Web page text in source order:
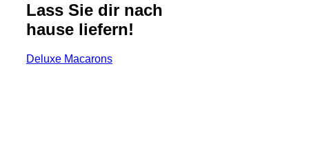
Lass Sie dir nach
hause liefern!
Deluxe Macarons